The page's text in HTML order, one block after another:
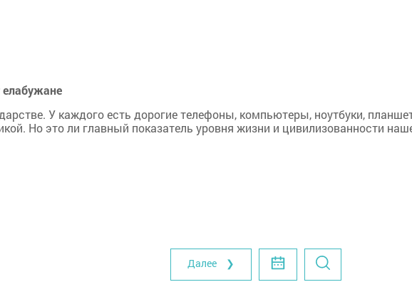
елабужане
У каждого есть дорогие телефоны, компьютеры, ноутбуки,
Но это ли главный показатель уровня жизни и цивилизованности
Далее ❯